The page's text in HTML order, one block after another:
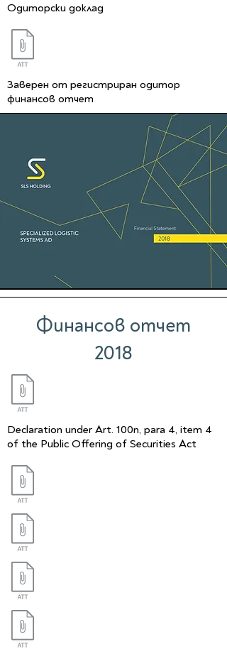
Одиторски доклад
Заверен от регистриран одитор
финансов отчет
Финансов отчет
2018
Declaration under Art. 100n, para 4, item 4
of the Public Offering of Securities Act